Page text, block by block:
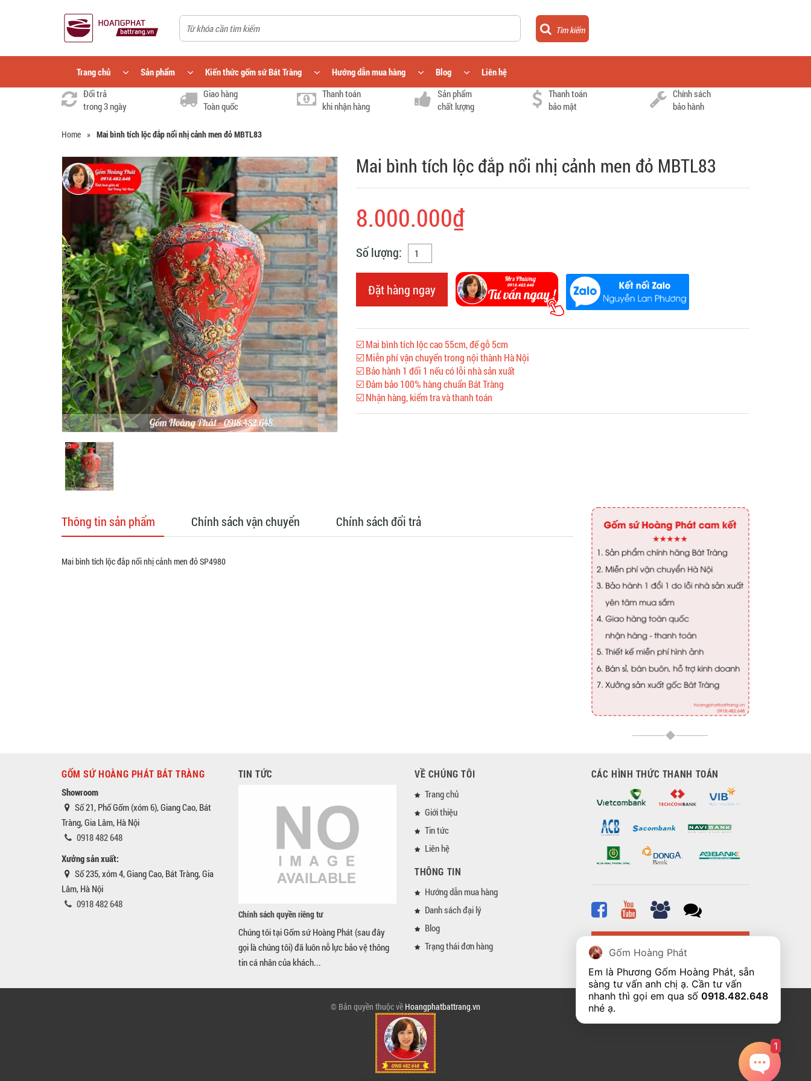
Tìm kiếm
Trang chủ Sản phẩm Kiến thức gốm sứ Bát Tràng Hướng dẫn mua hàng Blog
Liên hệ
Đổi trả
trong 3 ngày
Giao hàng
Toàn quốc
Thanh toán
khi nhận hàng
Sản phẩm
chất lượng
Thanh toán
bảo mật
Chính sách
bảo hành
Home » Mai bình tích lộc đắp nổi nhị cảnh men đỏ MBTL83
Mai bình tích lộc đắp nổi nhị cảnh men đỏ MBTL83
8.000.000₫
Số lượng:
Đặt hàng ngay
☑️ Mai bình tích lộc cao 55cm, đế gỗ 5cm
☑️ Miễn phí vận chuyển trong nội thành Hà Nội
☑️ Bảo hành 1 đổi 1 nếu có lỗi nhà sản xuất
☑️ Đảm bảo 100% hàng chuẩn Bát Tràng
☑️ Nhận hàng, kiểm tra và thanh toán
Thông tin sản phẩm Chính sách vận chuyển Chính sách đổi trả
Mai bình tích lộc đắp nổi nhị cảnh men đỏ SP4980
GỐM SỨ HOÀNG PHÁT BÁT TRÀNG
Showroom
Số 21, Phố Gốm (xóm 6), Giang Cao, Bát
Tràng, Gia Lâm, Hà Nội
0918 482 648
Xưởng sản xuất:
Số 235, xóm 4, Giang Cao, Bát Tràng, Gia
Lâm, Hà Nội
0918 482 648
TIN TỨC
Chính sách quyền riêng tư
Chúng tôi tại Gốm sứ Hoàng Phát (sau đây
gọi là chúng tôi) đã luôn nỗ lực bảo vệ thông
tin cá nhân của khách...
VỀ CHÚNG TÔI
Trang chủ
Giới thiệu
Tin tức
Liên hệ
THÔNG TIN
Hướng dẫn mua hàng
Danh sách đại lý
Blog
Trạng thái đơn hàng
CÁC HÌNH THỨC THANH TOÁN
© Bản quyền thuộc về Hoangphatbattrang.vn
Gốm Hoàng Phát
Em là Phương Gốm Hoàng Phát, sẵn
sàng tư vấn anh chị ạ. Cần tư vấn
nhanh thì gọi em qua số 0918.482.648
nhé ạ.
1